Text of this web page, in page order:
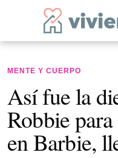
MENTE Y CUERPO
Así fue la
Robbie
en Barbie,